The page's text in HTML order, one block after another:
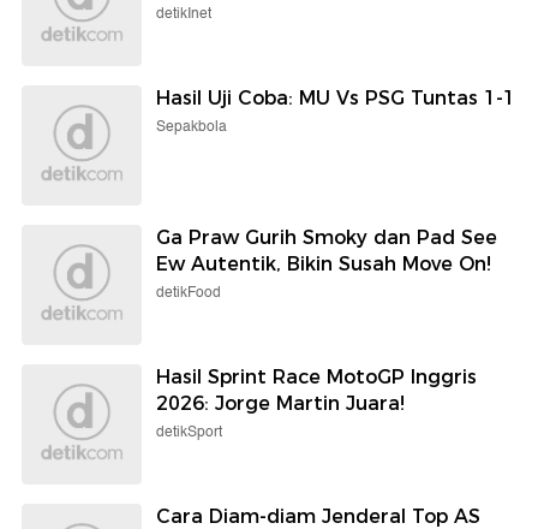
detikInet
Hasil Uji Coba: MU Vs PSG Tuntas 1-1
Sepakbola
Ga Praw Gurih Smoky dan Pad See
Ew Autentik, Bikin Susah Move On!
detikFood
Hasil Sprint Race MotoGP Inggris
2026: Jorge Martin Juara!
detikSport
Cara Diam-diam Jenderal Top AS